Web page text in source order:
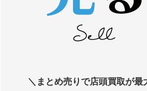
＼まとめ売りで店頭買取が最